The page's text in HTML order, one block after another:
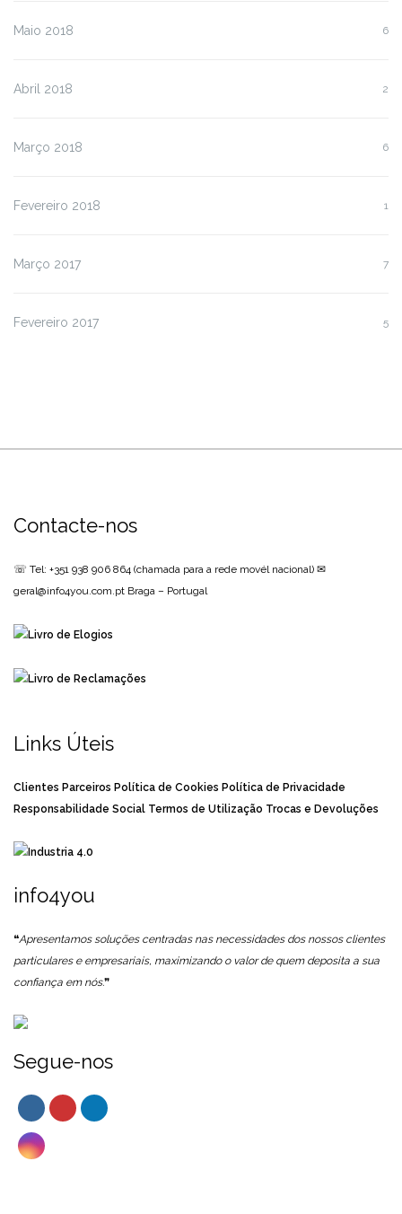
Maio 2018 6
Abril 2018 2
Março 2018 6
Fevereiro 2018 1
Março 2017 7
Fevereiro 2017 5
Contacte-nos
☏ Tel: +351 938 906 864 (chamada para a rede movél nacional) ✉
geral@info4you.com.pt Braga – Portugal
Links Úteis
Clientes Parceiros Política de Cookies Política de Privacidade
Responsabilidade Social Termos de Utilização Trocas e Devoluções
info4you
❝Apresentamos soluções centradas nas necessidades dos nossos clientes
particulares e empresariais, maximizando o valor de quem deposita a sua
confiança em nós.❞
Segue-nos